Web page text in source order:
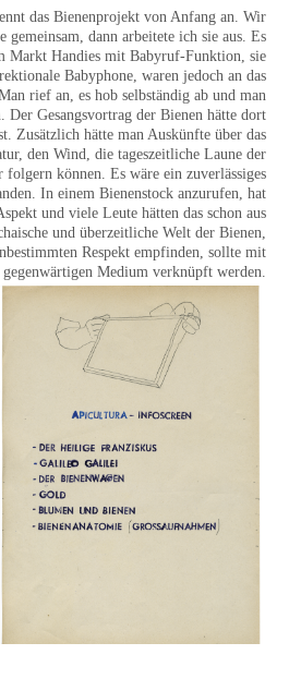
das Bienenprojekt von Anfang an. Wir
gemeinsam, dann arbeitete ich sie aus. Es
Markt Handies mit Babyruf-Funktion, sie
Babyphone, waren jedoch an das
rief an, es hob selbständig ab und man
Der Gesangsvortrag der Bienen hätte dort
Zusätzlich hätte man Auskünfte über das
den Wind, die tageszeitliche Laune der
folgern können. Es wäre ein zuverlässiges
In einem Bienenstock anzurufen, hat
und viele Leute hätten das schon aus
und überzeitliche Welt der Bienen,
Respekt empfinden, sollte mit
gegenwärtigen Medium verknüpft werden.